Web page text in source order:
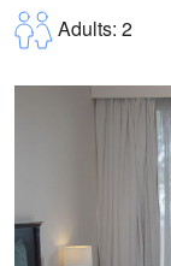
Adults: 2